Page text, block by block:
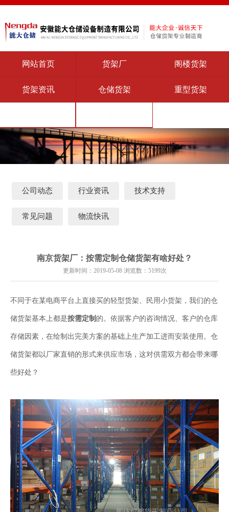
网站首页 货架厂 阁楼货架
货架资讯 仓储货架 重型货架
公司动态 行业资讯 技术支持
常见问题 物流快讯
南京货架厂：按需定制仓储货架有啥好处？
更新时间：2019-05-08 浏览数：5199次
不同于在某电商平台上直接买的轻型货架、民用小货架，我们的仓
储货架基本上都是按需定制 的。依据客户的咨询情况、客户的仓库
存储因素，在绘制出完美方案的基础上生产加工进而安装使用。仓
储货架都以厂家直销的形式来供应市场，这对供需双方都会带来哪
些好处？